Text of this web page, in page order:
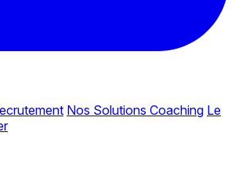
Nos Solutions Coaching Le